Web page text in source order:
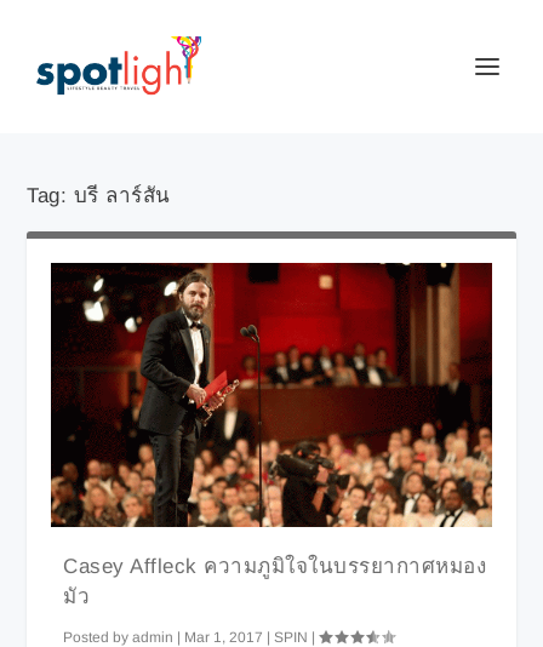
Tag: บรี ลาร์สัน
Casey Affleck ความภูมิใจในบรรยากาศหมอง
มัว
Posted byadmin | Mar 1, 2017 |SPIN |